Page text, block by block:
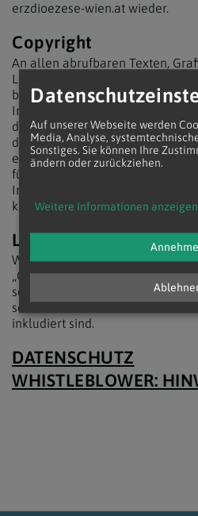
erzdioezese-wien.at wieder.
Copyright
An allen abrufbaren Texten,
Logos/Marken, Designs u.ä. (im
bestehen Rechte (Urheber-,
Immaterialgüterrechte). Jegliche
der Vervielfältigung,
daher nur im Rahmen der
eventueller vertraglicher
für eine Verwendung oder
Inhalte sind ausschließlich mit
klären.
Lesbarkeit
Wegen der leichteren
„Christen“ wird oft nur die
sei aber ausdrücklich darauf
selbstverständlich immer die
inkludiert sind.
DATENSCHUTZ
WHISTLEBLOWER:
Auf unserer Webseite werden
Media, Analyse,
Sonstiges. Sie können Ihre
ändern oder zurückziehen.
Weitere Informationen anzeigen